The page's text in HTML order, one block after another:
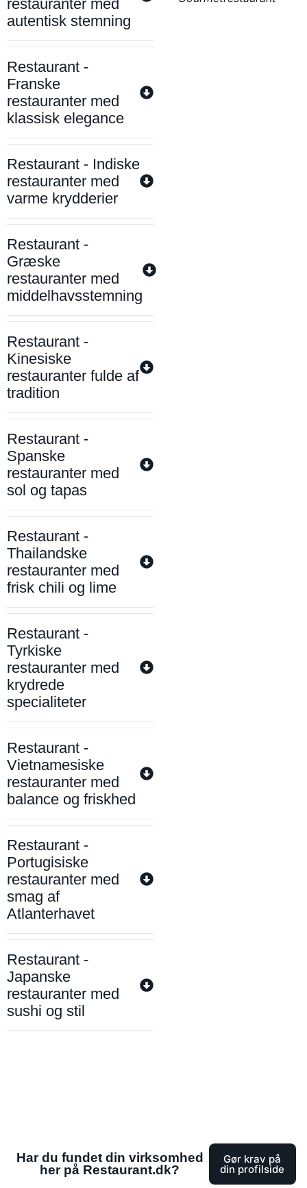
restauranter med
autentisk stemning
Restaurant -
Franske
restauranter med
klassisk elegance
Restaurant - Indiske
restauranter med
varme krydderier
Restaurant -
Græske
restauranter med
middelhavsstemning
Restaurant -
Kinesiske
restauranter fulde af
tradition
Restaurant -
Spanske
restauranter med
sol og tapas
Restaurant -
Thailandske
restauranter med
frisk chili og lime
Restaurant -
Tyrkiske
restauranter med
krydrede
specialiteter
Restaurant -
Vietnamesiske
restauranter med
balance og friskhed
Restaurant -
Portugisiske
restauranter med
smag af
Atlanterhavet
Restaurant -
Japanske
restauranter med
sushi og stil
Har du fundet din virksomhed
her på Restaurant.dk?
Gør krav på
din profilside